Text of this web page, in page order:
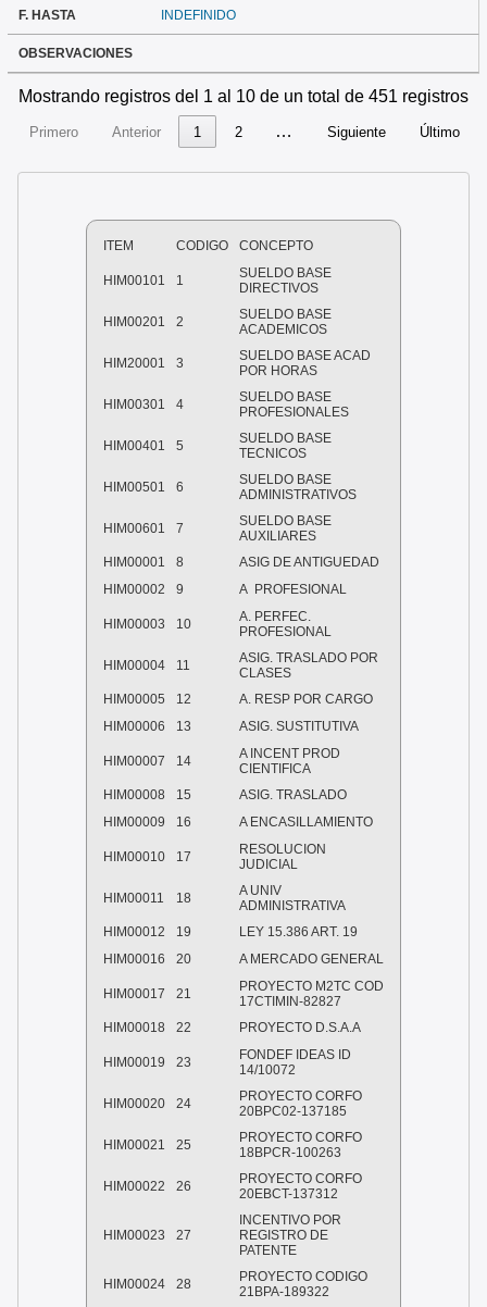
F. HASTA INDEFINIDO
OBSERVACIONES
Mostrando registros del 1 al 10 de un total de 451 registros
Primero Anterior 1 2 … Siguiente Último
ITEM CODIGO CONCEPTO
HIM00101 1
SUELDO BASE
DIRECTIVOS
HIM00201 2
SUELDO BASE
ACADEMICOS
HIM20001 3
SUELDO BASE ACAD
POR HORAS
HIM00301 4
SUELDO BASE
PROFESIONALES
HIM00401 5
SUELDO BASE
TECNICOS
HIM00501 6
SUELDO BASE
ADMINISTRATIVOS
HIM00601 7
SUELDO BASE
AUXILIARES
HIM00001
8
ASIG DE ANTIGUEDAD
HIM00002
9 A PROFESIONAL
HIM00003 10
A. PERFEC.
PROFESIONAL
HIM00004 11
ASIG. TRASLADO POR
CLASES
HIM00005
12
A. RESP POR CARGO
HIM00006
13 ASIG. SUSTITUTIVA
HIM00007 14
A INCENT PROD
CIENTIFICA
HIM00008
15
ASIG. TRASLADO
HIM00009
16 A ENCASILLAMIENTO
HIM00010 17
RESOLUCION
JUDICIAL
HIM00011 18
A UNIV
ADMINISTRATIVA
HIM00012
19
LEY 15.386 ART. 19
HIM00016
20 A MERCADO GENERAL
HIM00017 21
PROYECTO M2TC COD
17CTIMIN-82827
HIM00018
22 PROYECTO D.S.A.A
HIM00019 23
FONDEF IDEAS ID
14/10072
HIM00020 24
PROYECTO CORFO
20BPC02-137185
HIM00021 25
PROYECTO CORFO
18BPCR-100263
HIM00022 26
PROYECTO CORFO
20EBCT-137312
HIM00023 27
INCENTIVO POR
REGISTRO DE
PATENTE
HIM00024 28
PROYECTO CODIGO
21BPA-189322